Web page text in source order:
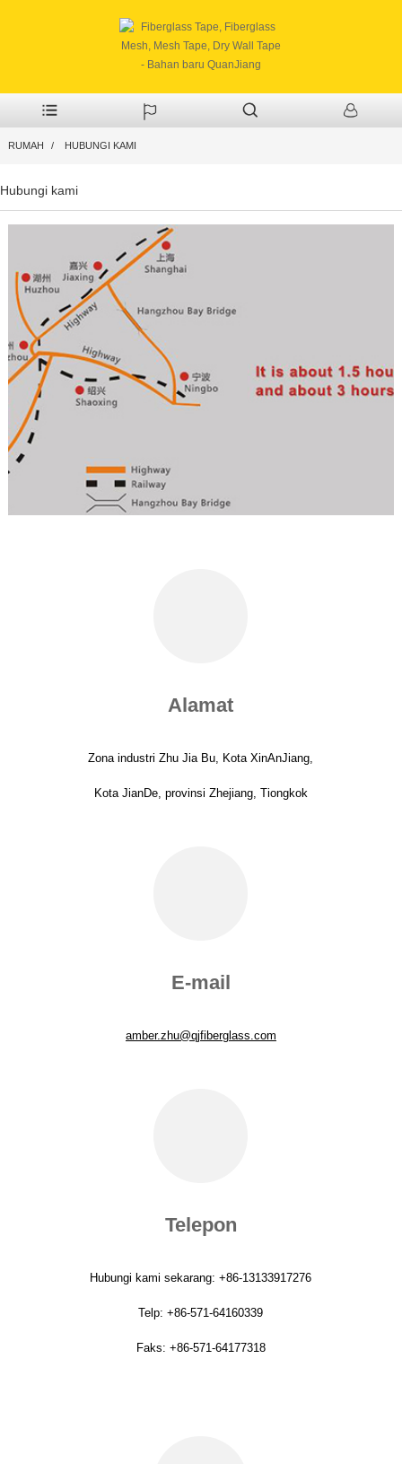
RUMAH HUBUNGI KAMI
Hubungi kami
Alamat
Zona industri Zhu Jia Bu, Kota XinAnJiang,
Kota JianDe, provinsi Zhejiang, Tiongkok
E-mail
amber.zhu@qjfiberglass.com
Telepon
Hubungi kami sekarang: +86-13133917276
Telp: +86-571-64160339
Faks: +86-571-64177318